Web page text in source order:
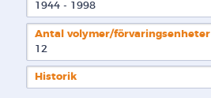
1944 - 1998
Antal volymer/förvaringsenheter
12
Historik